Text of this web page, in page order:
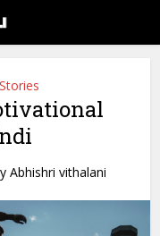
Abhishri vithalani